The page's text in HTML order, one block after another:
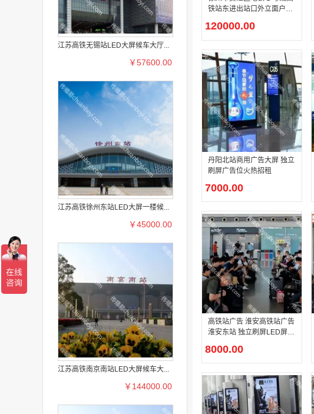
江苏高铁无锡站LED大屏候车大厅...
￥57600.00
江苏高铁徐州东站LED大屏一楼候...
￥45000.00
江苏高铁南京南站LED大屏候车大...
￥144000.00
铁站东进出站口外立面户外
120000.00
丹阳北站商用广告大屏 独立
刷屏广告位火热招租
7000.00
高铁站广告 淮安高铁站广告
淮安东站 独立刷屏LED屏幕
8000.00